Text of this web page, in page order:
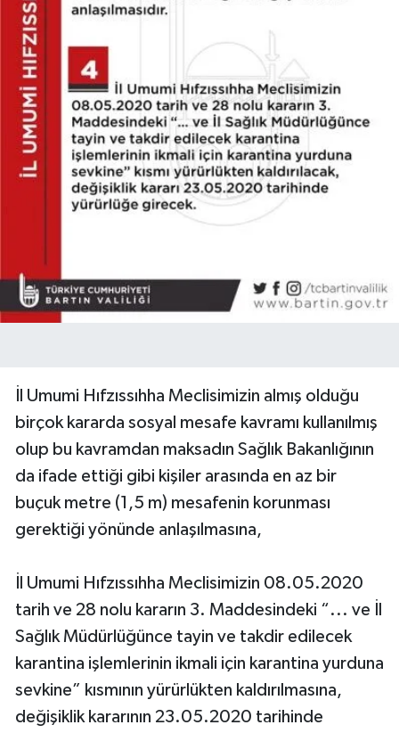
İl Umumi Hıfzıssıhha Meclisimizin almış olduğu
birçok kararda sosyal mesafe kavramı kullanılmış
olup bu kavramdan maksadın Sağlık Bakanlığının
da ifade ettiği gibi kişiler arasında en az bir
buçuk metre (1,5 m) mesafenin korunması
gerektiği yönünde anlaşılmasına,
İl Umumi Hıfzıssıhha Meclisimizin 08.05.2020
tarih ve 28 nolu kararın 3. Maddesindeki “... ve İl
Sağlık Müdürlüğünce tayin ve takdir edilecek
karantina işlemlerinin ikmali için karantina yurduna
sevkine” kısmının yürürlükten kaldırılmasına,
değişiklik kararının 23.05.2020 tarihinde